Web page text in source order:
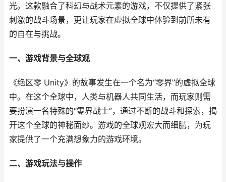
光。这款融合了科幻与战术元素的游戏，不仅提供了紧张
刺激的战斗场景，更让玩家在虚拟全球中体验到前所未有
的自在与挑战。
一、游戏背景与全球观
《绝区零 Unity》的故事发生在一个名为“零界”的虚拟全球
中。在这个全球中，人类与机器人共同生活，而玩家则需
要扮演一名特殊的“零界战士”，通过不断的战斗和探索，揭
开这个全球的神秘面纱。游戏的全球观宏大而细腻，为玩
家提供了一个充满想象力的游戏环境。
二、游戏玩法与操作